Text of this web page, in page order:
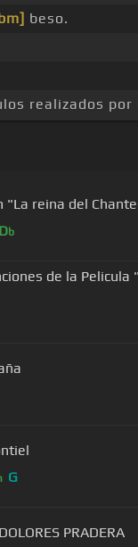
beso.
realizados por
"La reina del
Db
de la Pelicula
G
PRADERA